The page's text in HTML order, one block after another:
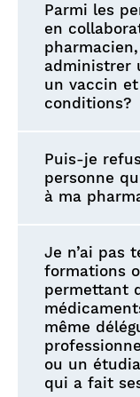
Parmi les
en
administrer
un vaccin
conditions?
Puis-je
personne
à ma
Je n’ai pas
formations
permettant
même
ou un
qui a fait